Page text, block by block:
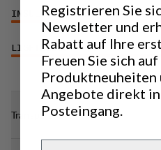
INSULATION/WARMTH 5 /6
LIGHTWEIGHT 4 /6
Transparenz
Registrieren Sie
Newsletter und
Rabatt auf Ihre
Freuen Sie sich
Produktneuheiten
Angebote direkt
Posteingang.